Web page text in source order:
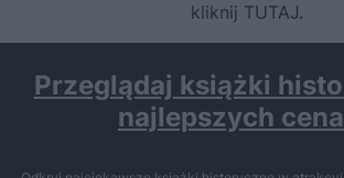
kliknij TUTAJ.
Przeglądaj książki
najlepszych